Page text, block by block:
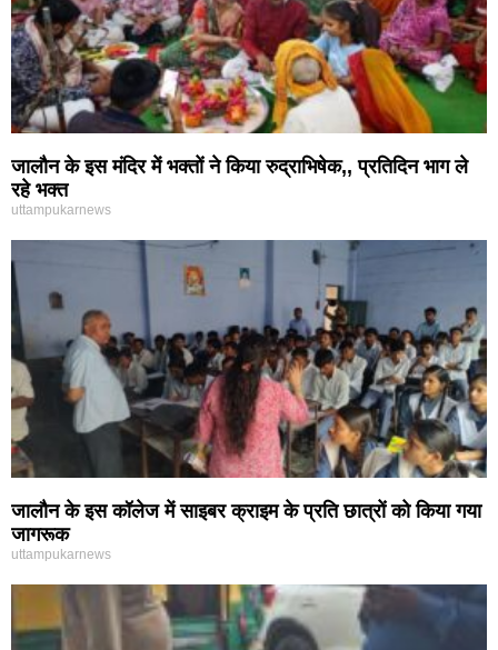
जालौन के इस मंदिर में भक्तों ने किया रुद्राभिषेक,, प्रतिदिन भाग ले
रहे भक्त
uttampukarnews
जालौन के इस कॉलेज में साइबर क्राइम के प्रति छात्रों को किया गया
जागरूक
uttampukarnews